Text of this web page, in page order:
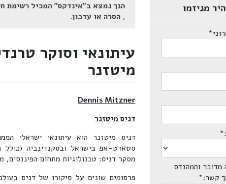
הנך נמצא ב"אינדקס" המכיל רשימת
, הסרה או עדכון.
עיתונאי וסוקר
מיטזנר
Dennis Mitzner
דניס מיטזנר
דניס מיטזנר הוא עיתונאי ישראלי
סטארט-אפ בישראל ובסקנדינביה (כולל
מסקר דניס: טכנולוגיות מתחום הפיננסים,
מגיזמו
*
*
והמהנדס
קשר:*